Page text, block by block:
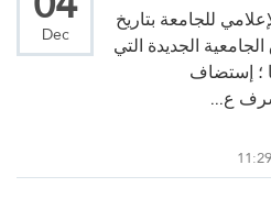
Dec
للجامعة بتاريخ
الجامعية الجديدة التي
؛ إستضاف
ع...
11:29